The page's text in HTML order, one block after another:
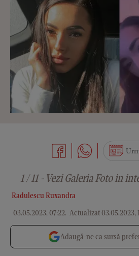
Radulescu Ruxandra
03.05.2023, 07:22. Actualizat 03.05.2023,
1 / 11 - Vezi Galeria Foto in
Adaugă-ne ca sursă